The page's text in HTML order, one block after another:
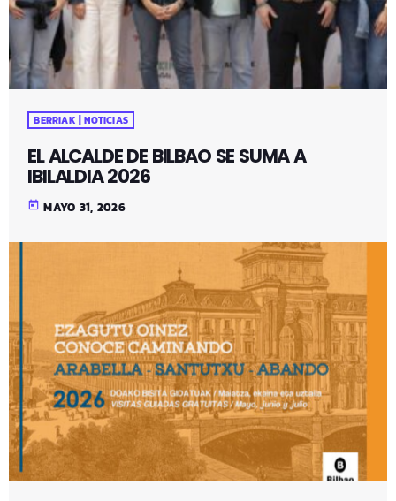
BERRIAK | NOTICIAS
EL ALCALDE DE BILBAO SE SUMA A
IBILALDIA 2026
today MAYO 31, 2026